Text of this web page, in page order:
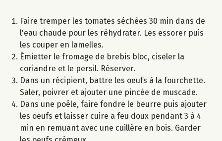
Faire tremper les tomates séchées 30 min dans de
l'eau chaude pour les réhydrater. Les essorer puis
les couper en lamelles.
Émietter le fromage de brebis bloc, ciseler la
coriandre et le persil. Réserver.
Dans un récipient, battre les oeufs à la fourchette.
Saler, poivrer et ajouter une pincée de muscade.
Dans une poêle, faire fondre le beurre puis ajouter
les oeufs et laisser cuire a feu doux pendant 3 à 4
min en remuant avec une cuillère en bois. Garder